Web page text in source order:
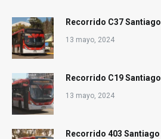
Recorrido C37 Santiago
13 mayo, 2024
Recorrido C19 Santiago
13 mayo, 2024
Recorrido 403 Santiago